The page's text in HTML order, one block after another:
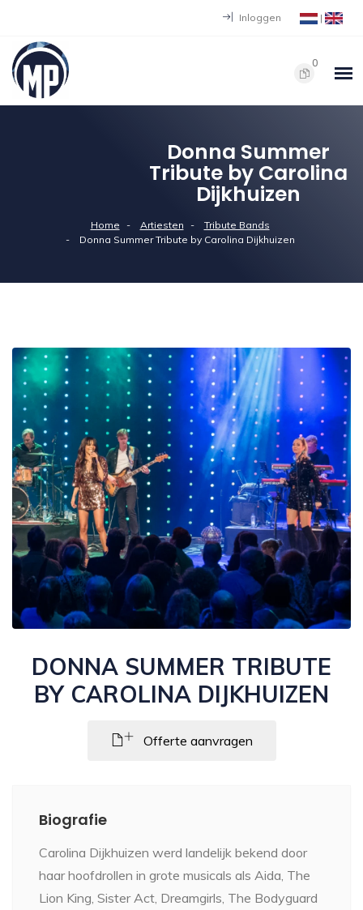
Inloggen |
0
Donna Summer
Tribute by Carolina
Dijkhuizen
Home Artiesten
Tribute Bands
Donna Summer Tribute by Carolina Dijkhuizen
DONNA SUMMER TRIBUTE
BY CAROLINA DIJKHUIZEN
Offerte aanvragen
Biografie
Carolina Dijkhuizen werd landelijk bekend door
haar hoofdrollen in grote musicals als Aida, The
Lion King, Sister Act, Dreamgirls, The Bodyguard